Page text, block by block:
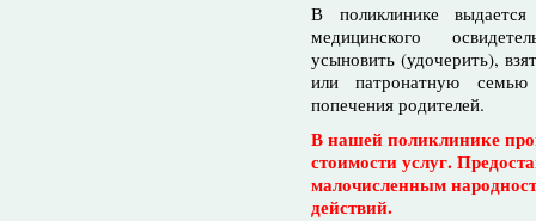
В поликлинике выдается
медицинского
усыновить (удочерить),
или патронатную
попечения родителей.
В нашей поликлинике
стоимости услуг.
малочисленным
действий.